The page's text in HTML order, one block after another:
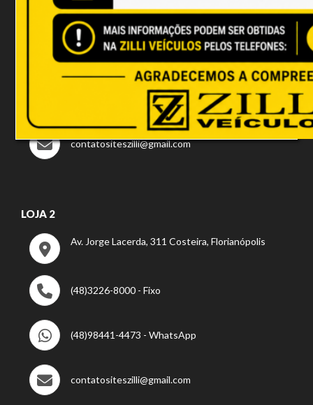
Rua João Câncio Jacques, 15 Costeira,
Florianópolis
(48)3226-8888 - Fixo
(48)99922-8994 - WhatsApp
contatositeszilli@gmail.com
LOJA 2
Av. Jorge Lacerda, 311 Costeira, Florianópolis
(48)3226-8000 - Fixo
(48)98441-4473 - WhatsApp
contatositeszilli@gmail.com